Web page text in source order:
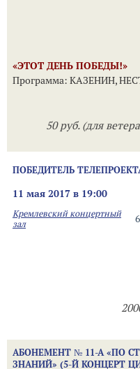
«ЭТОТ ДЕНЬ ПОБЕДЫ!»
Программа: КАЗЕНИН,
50 руб. (для
ПОБЕДИТЕЛЬ
11 мая 2017 в 19:00
Кремлевский концертный
зал
АБОНЕМЕНТ № 11-А «ПО
ЗНАНИЙ» (5-Й КОНЦЕРТ